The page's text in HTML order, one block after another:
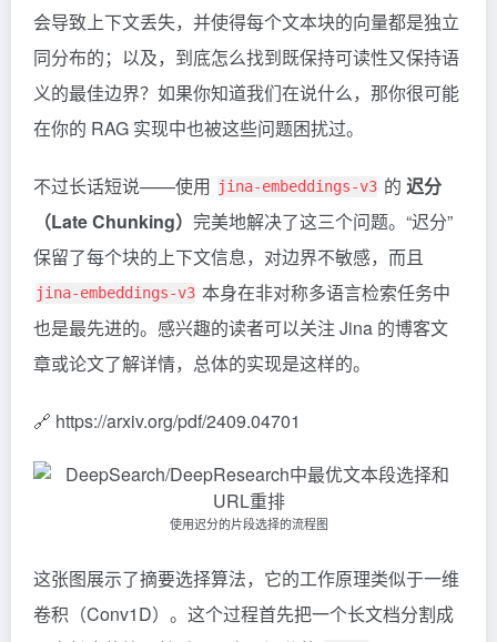
会导致上下文丢失，并使得每个文本块的向量都是独立
同分布的；以及，到底怎么找到既保持可读性又保持语
义的最佳边界？如果你知道我们在说什么，那你很可能
在你的 RAG 实现中也被这些问题困扰过。
不过长话短说——使用 jina-embeddings-v3 的 迟分
（Late Chunking） 完美地解决了这三个问题。“迟分”
保留了每个块的上下文信息，对边界不敏感，而且
jina-embeddings-v3 本身在非对称多语言检索任务中
也是最先进的。感兴趣的读者可以关注 Jina 的博客文
章或论文了解详情，总体的实现是这样的。
🔗 https://arxiv.org/pdf/2409.04701
使用迟分的片段选择的流程图
这张图展示了摘要选择算法，它的工作原理类似于一维
卷积（Conv1D）。这个过程首先把一个长文档分割成